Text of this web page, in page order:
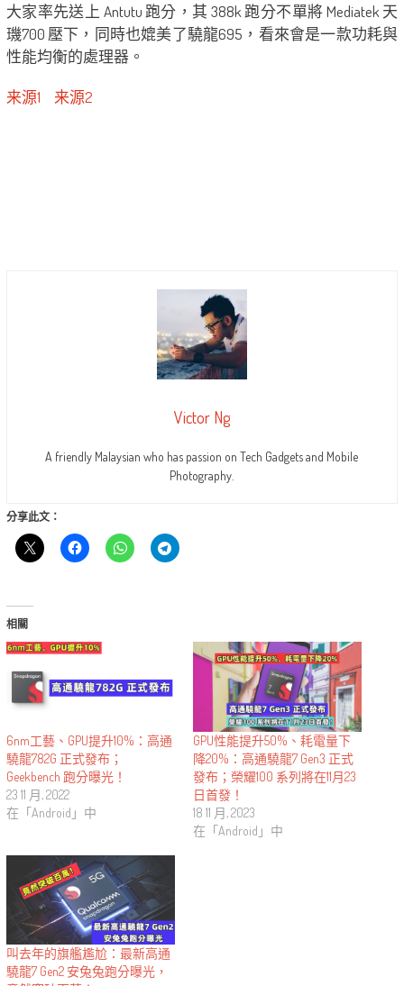
大家率先送上 Antutu 跑分，其 388k 跑分不單將 Mediatek 天
璣700 壓下，同時也媲美了驍龍695，看來會是一款功耗與
性能均衡的處理器。
来源1 来源2
Victor Ng
A friendly Malaysian who has passion on Tech Gadgets and Mobile
Photography.
分享此文：
相關
6nm工藝、GPU提升10%：高通
驍龍782G 正式發布；
Geekbench 跑分曝光！
23 11 月, 2022
在「Android」中
GPU性能提升50%、耗電量下
降20%：高通驍龍7 Gen3 正式
發布；榮耀100 系列將在11月23
日首發！
18 11 月, 2023
在「Android」中
叫去年的旗艦尷尬：最新高通
驍龍7 Gen2 安兔兔跑分曝光，